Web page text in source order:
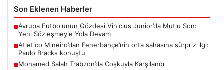
Son Eklenen Haberler
■Avrupa Futbolunun Gözdesi Vinicius Junior’da Mutlu Son:
Yeni Sözleşmeyle Yola Devam
■Atletico Mineiro’dan Fenerbahçe’nin orta sahasına sürpriz ilgi:
Paulo Bracks konuştu
■Mohamed Salah Trabzon’da Coşkuyla Karşılandı